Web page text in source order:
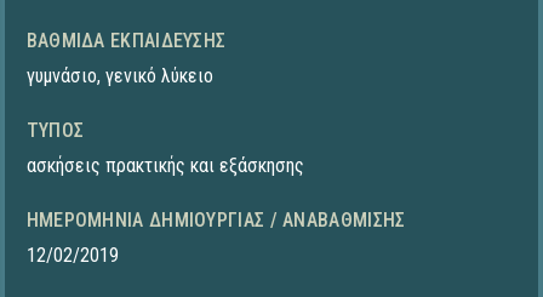
ΒΑΘΜΊΔΑ ΕΚΠΑΊΔΕΥΣΗΣ
γυμνάσιο, γενικό λύκειο
ΤΎΠΟΣ
ασκήσεις πρακτικής και εξάσκησης
ΗΜΕΡΟΜΗΝΊΑ ΔΗΜΙΟΥΡΓΊΑΣ / ΑΝΑΒΆΘΜΙΣΗΣ
12/02/2019